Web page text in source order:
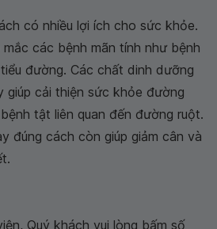
có nhiều lợi ích cho sức khỏe.
các bệnh mãn tính như bệnh
đường. Các chất dinh dưỡng
giúp cải thiện sức khỏe đường
tật liên quan đến đường ruột.
đúng cách còn giúp giảm cân và
Quý khách vui lòng bấm số